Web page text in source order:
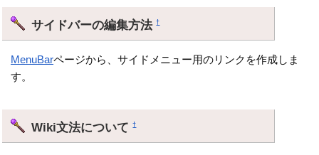
サイドバーの編集方法†
MenuBarページから、サイドメニュー用のリンクを作成しま
す。
Wiki文法について†